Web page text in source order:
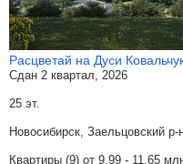
Расцветай на Дуси
Сдан 2 квартал, 2026
25 эт.
Новосибирск, Заельцовский
Квартиры (9) от 9.99 - 11.65